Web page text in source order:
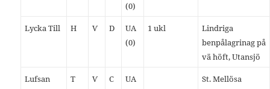
(0)
Lycka Till H Ѵ D
UA
(0)
1 ukl
Lindriga
benpålagrinag på
vä höft, Utansjö
Lufsan T Ѵ C
UA
St. Mellösa